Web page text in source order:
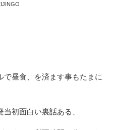
昼食、を済ます事もたまに
初面白い裏話ある、